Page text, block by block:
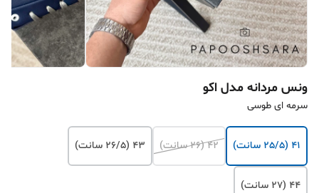
ونس مردانه مدل اکو
سرمه ای طوسی
41 (25/5 سانت) 42 (26 سانت) 43 (26/5 سانت)
44 (27 سانت)